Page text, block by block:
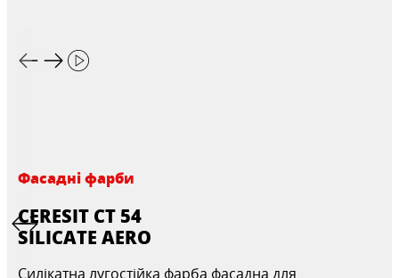
Фасадні фарби
CERESIT CT 54
SILICATE AERO
Силікатна лугостійка фарба фасадна для